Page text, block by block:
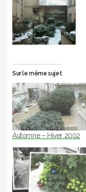
Sur le même sujet
Automne – Hiver 2002